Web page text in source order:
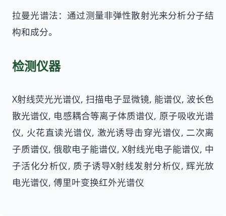
拉曼光谱法：通过测量非弹性散射光来分析分子结
构和成分。
检测仪器
X射线荧光光谱仪, 扫描电子显微镜, 能谱仪, 波长色
散光谱仪, 电感耦合等离子体质谱仪, 原子吸收光谱
仪, 火花直读光谱仪, 激光诱导击穿光谱仪, 二次离
子质谱仪, 俄歇电子能谱仪, X射线光电子能谱仪, 中
子活化分析仪, 质子诱导X射线发射分析仪, 辉光放
电光谱仪, 傅里叶变换红外光谱仪